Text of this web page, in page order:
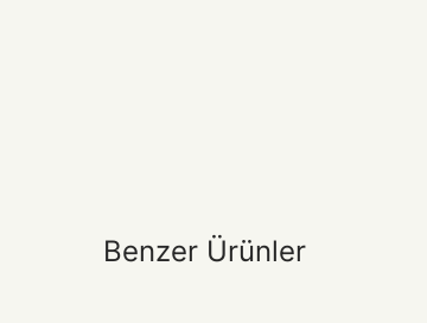
Benzer Ürünler